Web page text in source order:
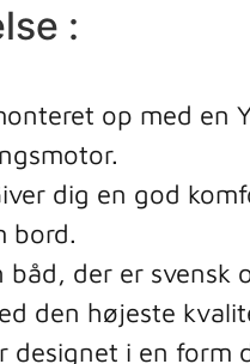
:
op med en
dig en god
bord.
båd, der er svensk
den højeste
designet i en form